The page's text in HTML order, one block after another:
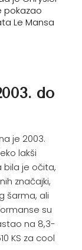
pokazao
Le Mansa
do
je 2003.
lakši
bila je očita,
značajki,
šarma, ali
su
na 8,3-
KS za cool